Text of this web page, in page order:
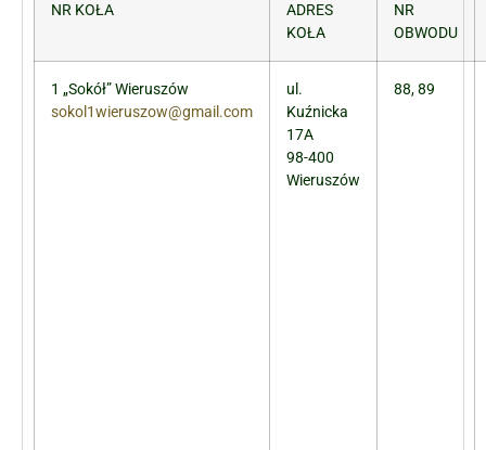
NR KOŁA
ADRES
KOŁA
NR
OBWODU
1 „Sokół” Wieruszów
sokol1wieruszow@gmail.com
ul.
Kuźnicka
17A
98-400
Wieruszów
88, 89